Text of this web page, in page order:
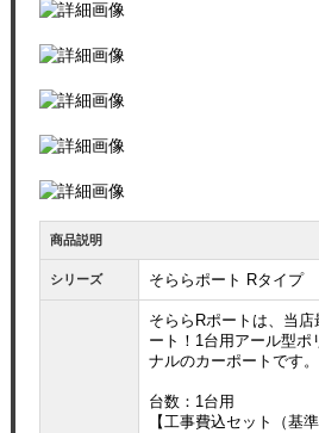
商品説明
シリーズ そららポート Rタイプ
そららRポートは、当
ート！1台用アール型ポ
ナルのカーポートです。
台数：1台用
【工事費込セット（基